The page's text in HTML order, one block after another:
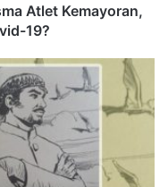
Atlet Kemayoran,
19?